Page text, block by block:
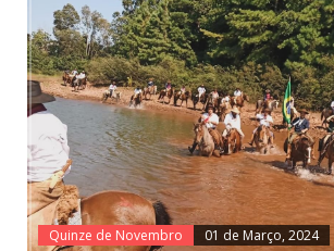
Quinze de Novembro 01 de Março, 2024